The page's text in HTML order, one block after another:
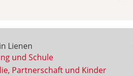
Lienen
und Schule
Partnerschaft und Kinder